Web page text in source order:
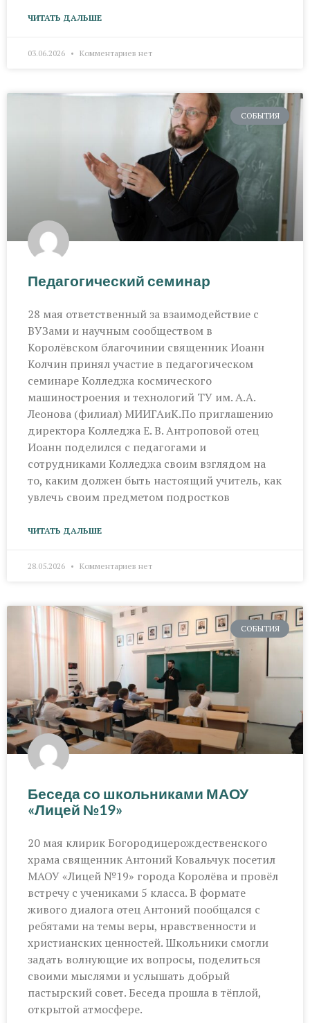
ЧИТАТЬ ДАЛЬШЕ
03.06.2026 Комментариев нет
СОБЫТИЯ
Педагогический семинар
28 мая ответственный за взаимодействие с
ВУЗами и научным сообществом в
Королёвском благочинии священник Иоанн
Колчин принял участие в педагогическом
семинаре Колледжа космического
машиностроения и технологий ТУ им. А.А.
Леонова (филиал) МИИГАиК.По приглашению
директора Колледжа Е. В. Антроповой отец
Иоанн поделился с педагогами и
сотрудниками Колледжа своим взглядом на
то, каким должен быть настоящий учитель, как
увлечь своим предметом подростков
ЧИТАТЬ ДАЛЬШЕ
28.05.2026 Комментариев нет
СОБЫТИЯ
Беседа со школьниками МАОУ
«Лицей №19»
20 мая клирик Богородицерождественского
храма священник Антоний Ковальчук посетил
МАОУ «Лицей №19» города Королёва и провёл
встречу с учениками 5 класса. В формате
живого диалога отец Антоний пообщался с
ребятами на темы веры, нравственности и
христианских ценностей. Школьники смогли
задать волнующие их вопросы, поделиться
своими мыслями и услышать добрый
пастырский совет. Беседа прошла в тёплой,
открытой атмосфере.